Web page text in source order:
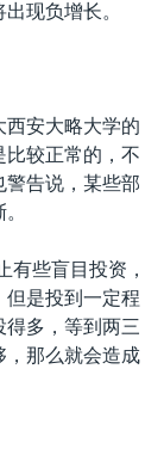
现负增长。
西安大略大学的
比较正常的，不
警告说，某些部
有些盲目投资，
但是投到一定程
得多，等到两三
，那么就会造成